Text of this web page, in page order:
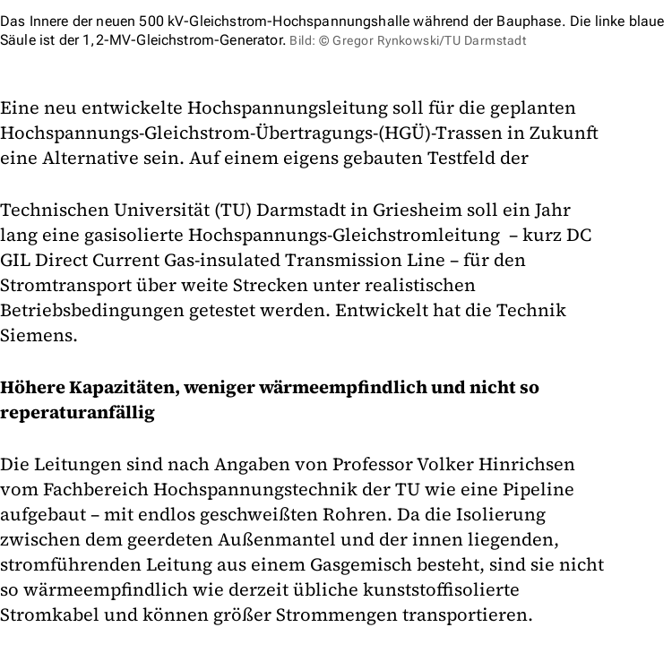
Das Innere der neuen 500 kV-Gleichstrom-Hochspannungshalle während der Bauphase. Die linke blaue
Säule ist der 1,2-MV-Gleichstrom-Generator. Bild: © Gregor Rynkowski/TU Darmstadt
Eine neu entwickelte Hochspannungsleitung soll für die geplanten
Hochspannungs-Gleichstrom-Übertragungs-(HGÜ)-Trassen in Zukunft
eine Alternative sein. Auf einem eigens gebauten Testfeld der
Technischen Universität (TU) Darmstadt in Griesheim soll ein Jahr
lang eine gasisolierte Hochspannungs-Gleichstromleitung – kurz DC
GIL Direct Current Gas-insulated Transmission Line – für den
Stromtransport über weite Strecken unter realistischen
Betriebsbedingungen getestet werden. Entwickelt hat die Technik
Siemens.
Höhere Kapazitäten, weniger wärmeempfindlich und nicht so
reperaturanfällig
Die Leitungen sind nach Angaben von Professor Volker Hinrichsen
vom Fachbereich Hochspannungstechnik der TU wie eine Pipeline
aufgebaut – mit endlos geschweißten Rohren. Da die Isolierung
zwischen dem geerdeten Außenmantel und der innen liegenden,
stromführenden Leitung aus einem Gasgemisch besteht, sind sie nicht
so wärmeempfindlich wie derzeit übliche kunststoffisolierte
Stromkabel und können größer Strommengen transportieren.